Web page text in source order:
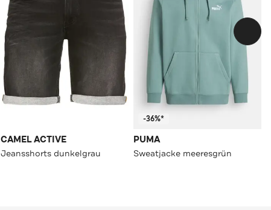
CAMEL ACTIVE
Jeansshorts dunkelgrau
-36%*
PUMA
Sweatjacke meeresgrün